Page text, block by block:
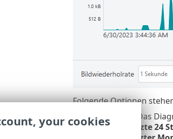
Folgende Optionen
1 Sekunde - Das
• 1 Minute (letzte 24
your cookies